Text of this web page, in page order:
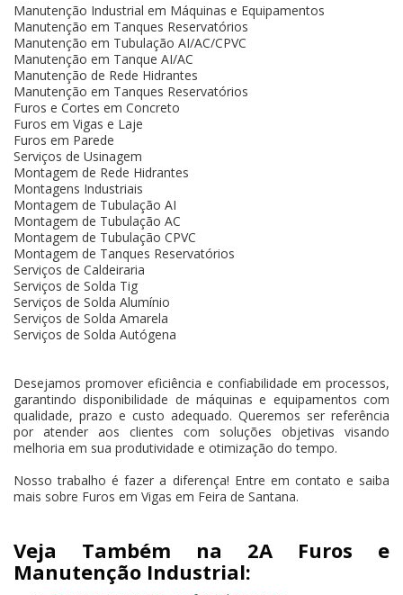
Manutenção Industrial em Máquinas e Equipamentos
Manutenção em Tanques Reservatórios
Manutenção em Tubulação AI/AC/CPVC
Manutenção em Tanque AI/AC
Manutenção de Rede Hidrantes
Manutenção em Tanques Reservatórios
Furos e Cortes em Concreto
Furos em Vigas e Laje
Furos em Parede
Serviços de Usinagem
Montagem de Rede Hidrantes
Montagens Industriais
Montagem de Tubulação AI
Montagem de Tubulação AC
Montagem de Tubulação CPVC
Montagem de Tanques Reservatórios
Serviços de Caldeiraria
Serviços de Solda Tig
Serviços de Solda Alumínio
Serviços de Solda Amarela
Serviços de Solda Autógena
Desejamos promover eficiência e confiabilidade em processos,
garantindo disponibilidade de máquinas e equipamentos com
qualidade, prazo e custo adequado. Queremos ser referência
por atender aos clientes com soluções objetivas visando
melhoria em sua produtividade e otimização do tempo.
Nosso trabalho é fazer a diferença! Entre em contato e saiba
mais sobre Furos em Vigas em Feira de Santana.
Veja Também na 2A Furos e
Manutenção Industrial: